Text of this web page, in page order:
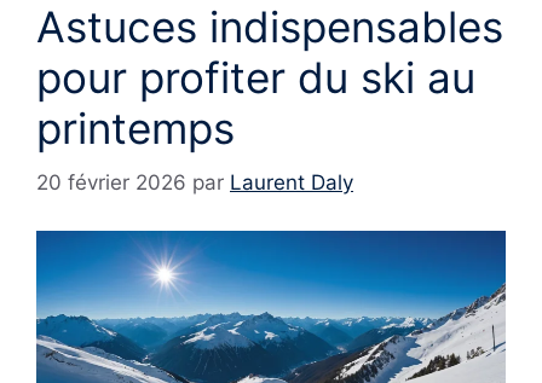
Astuces indispensables
pour profiter du ski au
printemps
20 février 2026 par Laurent Daly